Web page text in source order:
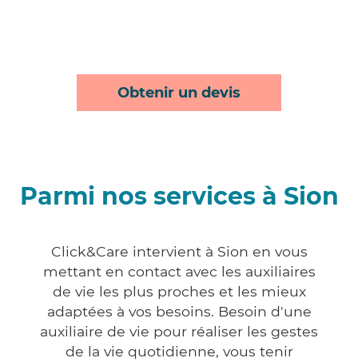
Obtenir un devis
Parmi nos services à Sion
Click&Care intervient à Sion en vous
mettant en contact avec les auxiliaires
de vie les plus proches et les mieux
adaptées à vos besoins. Besoin d'une
auxiliaire de vie pour réaliser les gestes
de la vie quotidienne, vous tenir